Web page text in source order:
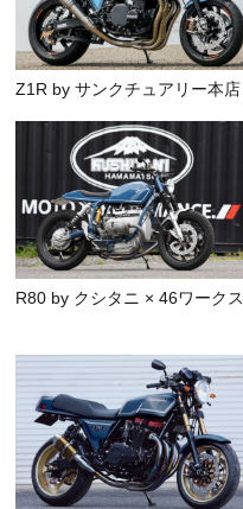
Z1R by サンクチュアリー本店
R80 by クシタニ × 46ワークス